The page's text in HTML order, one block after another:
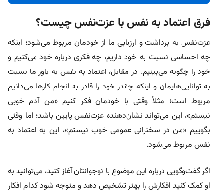
فرق اعتماد به نفس با عزت‌نفس چیست؟
عزت‌نفس به برداشت و ارزیابی ما از خودمان مربوط می‌شود؛ اینکه
چه احساسی نسبت به خود داریم، چه فکری درباره خود می‌کنیم و
خود را چگونه می‌بینیم. در مقابل، اعتماد به نفس به باور ما نسبت
به توانایی‌هایمان و اینکه چقدر خود را قادر به انجام کارها می‌دانیم
مربوط است؛ مثلاً وقتی با خودمان فکر کنیم «من آدم خوبی
نیستم»، این می‌تواند نشان‌دهنده عزت‌نفس پایین باشد؛ اما وقتی
بگوییم «من در سخنرانی عمومی خوب نیستم»، این به اعتماد به
نفس مربوط می‌شود.
اگر گفت‌وگویی درباره این موضوع با نوجوانتان آغاز کنید، می‌توانید به
او کمک کنید افکارش را بهتر تشخیص دهد و متوجه شود کدام افکار